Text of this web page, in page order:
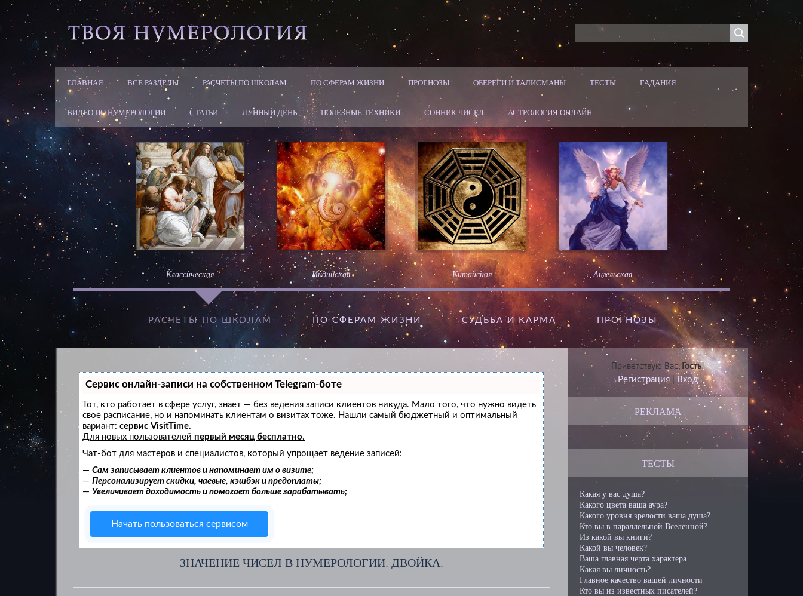
ГЛАВНАЯ ВСЕ РАЗДЕЛЫ РАСЧЕТЫ ПО ШКОЛАМ ПО СФЕРАМ ЖИЗНИ ПРОГНОЗЫ ОБЕРЕГИ И ТАЛИСМАНЫ ТЕСТЫ ГАДАНИЯ
ВИДЕО ПО НУМЕРОЛОГИИ СТАТЬИ ЛУННЫЙ ДЕНЬ ПОЛЕЗНЫЕ ТЕХНИКИ СОННИК ЧИСЕЛ АСТРОЛОГИЯ ОНЛАЙН
Классическая Индийская Китайская Ангельская
РАСЧЕТЫ ПО ШКОЛАМ ПО СФЕРАМ ЖИЗНИ CУДЬБА И КАРМА ПРОГНОЗЫ
Сервис онлайн-записи на собственном Telegram-боте
Тот, кто работает в сфере услуг, знает — без ведения записи клиентов никуда. Мало того, что нужно видеть
свое расписание, но и напоминать клиентам о визитах тоже. Нашли самый бюджетный и оптимальный
вариант: сервис VisitTime.
Для новых пользователей первый месяц бесплатно.
Чат-бот для мастеров и специалистов, который упрощает ведение записей:
— Сам записывает клиентов и напоминает им о визите;
— Персонализирует скидки, чаевые, кэшбэк и предоплаты;
— Увеличивает доходимость и помогает больше зарабатывать;
Начать пользоваться сервисом
ЗНАЧЕНИЕ ЧИСЕЛ В НУМЕРОЛОГИИ. ДВОЙКА.
Приветствую Вас, Гость!
Регистрация |Вход
РЕКЛАМА
ТЕСТЫ
Какая у вас душа?
Какого цвета ваша аура?
Какого уровня зрелости ваша душа?
Кто вы в параллельной Вселенной?
Из какой вы книги?
Какой вы человек?
Ваша главная черта характера
Какая вы личность?
Главное качество вашей личности
Кто вы из известных писателей?